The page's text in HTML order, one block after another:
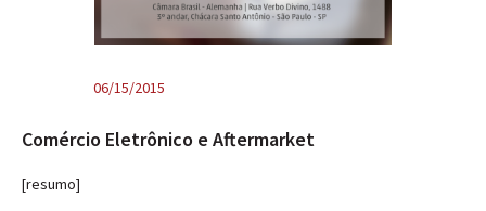
06/15/2015
Comércio Eletrônico e Aftermarket
[resumo]